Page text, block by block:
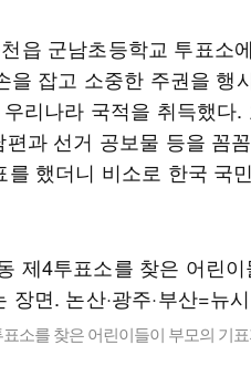
읍 군남초등학교 투표소
을 잡고 소중한 주권을 행
리나라 국적을 취득했다.
과 선거 공보물 등을 꼼
를 했더니 비소로 한국 국
소를 찾은 어린이들이 부모의 기